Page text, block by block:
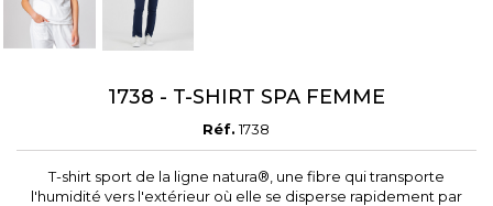
1738 - T-SHIRT SPA FEMME
Réf. 1738
T-shirt sport de la ligne natura®, une fibre qui transporte
l'humidité vers l'extérieur où elle se disperse rapidement par